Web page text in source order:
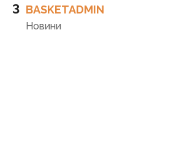
3 BASKETADMIN
Новини